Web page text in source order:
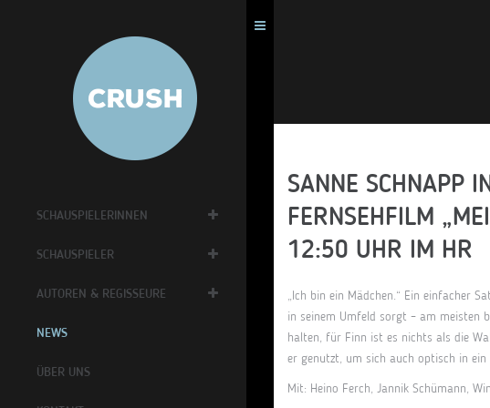
SCHAUSPIELERINNEN
SCHAUSPIELER
AUTOREN & REGISSEURE
NEWS
ÜBER UNS
SANNE SCHNAPP
FERNSEHFILM
12:50 UHR IM HR
„Ich bin ein Mädchen.“ Ein einfacher
in seinem Umfeld sorgt – am meisten
halten, für Finn ist es nichts als die
er genutzt, um sich auch optisch in ein
Mit: Heino Ferch, Jannik Schümann,